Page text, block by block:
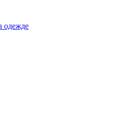
одежде